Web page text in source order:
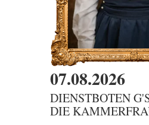
07.08.2026
DIENSTBOTEN
DIE